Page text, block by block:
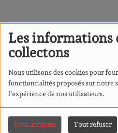
Les informations
collectons
Nous utilisons des cookies pour
fonctionnalités proposés sur notre
l'expérience de nos utilisateurs.
Tout accepter Tout refuser